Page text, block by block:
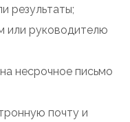
результаты;
или руководителю
несрочное письмо
почту и